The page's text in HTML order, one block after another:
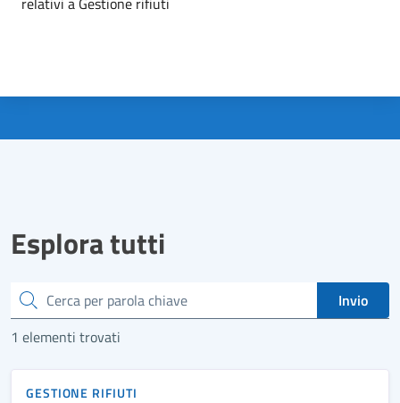
Esplora tutti
Cerca
Invio
1 elementi trovati
GESTIONE RIFIUTI